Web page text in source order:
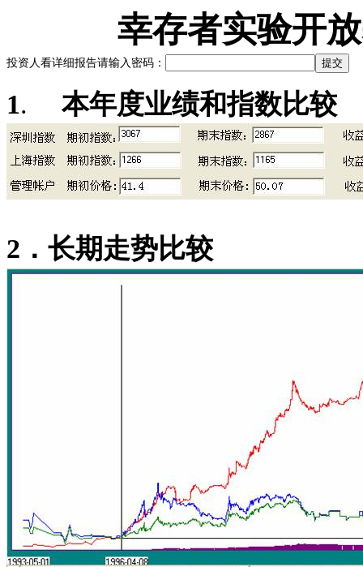
幸存者实验开
投资人看详细报告请输入密码：
1. 本年度业绩和指数比较
2 ．长期走势比较